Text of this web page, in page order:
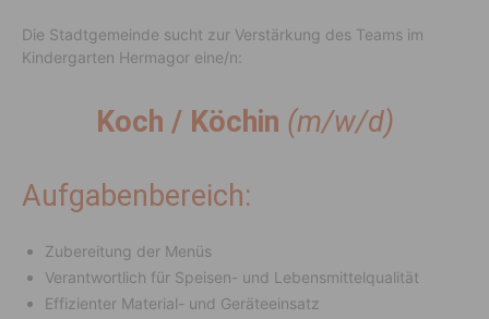
Die Stadtgemeinde sucht zur Verstärkung des Teams im
Kindergarten Hermagor eine/n:
Koch / Köchin (m/w/d)
Aufgabenbereich:
Zubereitung der Menüs
Verantwortlich für Speisen- und Lebensmittelqualität
Effizienter Material- und Geräteeinsatz